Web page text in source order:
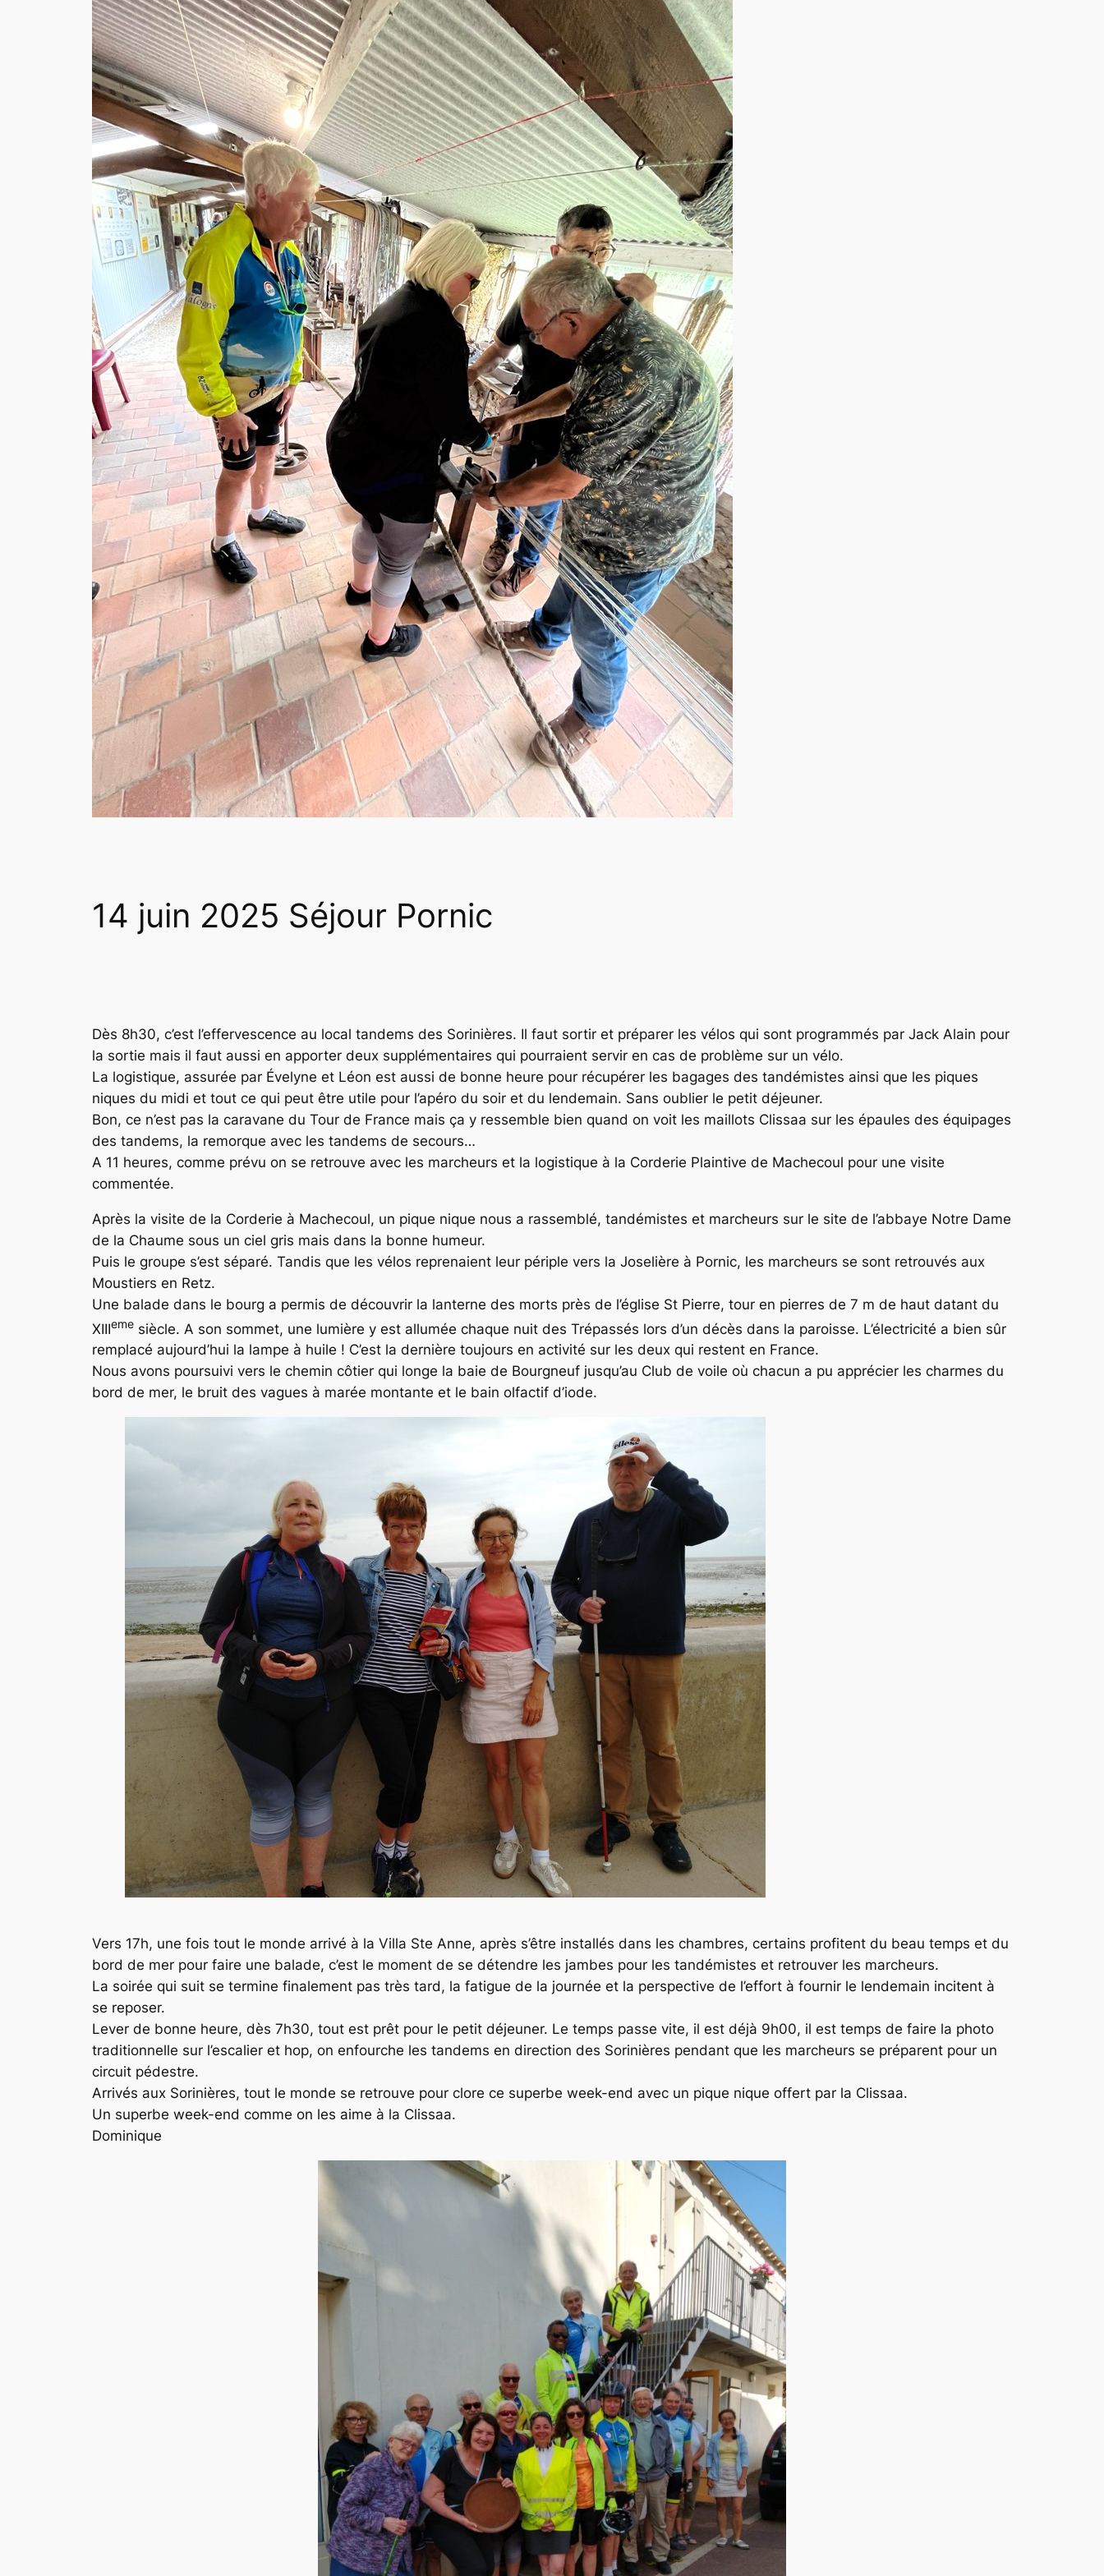
14 juin 2025 Séjour Pornic
Dès 8h30, c’est l’effervescence au local tandems des Sorinières. Il faut sortir et préparer les vélos qui sont programmés par Jack Alain pour
la sortie mais il faut aussi en apporter deux supplémentaires qui pourraient servir en cas de problème sur un vélo.
La logistique, assurée par Évelyne et Léon est aussi de bonne heure pour récupérer les bagages des tandémistes ainsi que les piques
niques du midi et tout ce qui peut être utile pour l’apéro du soir et du lendemain. Sans oublier le petit déjeuner.
Bon, ce n’est pas la caravane du Tour de France mais ça y ressemble bien quand on voit les maillots Clissaa sur les épaules des équipages
des tandems, la remorque avec les tandems de secours…
A 11 heures, comme prévu on se retrouve avec les marcheurs et la logistique à la Corderie Plaintive de Machecoul pour une visite
commentée.
Après la visite de la Corderie à Machecoul, un pique nique nous a rassemblé, tandémistes et marcheurs sur le site de l’abbaye Notre Dame
de la Chaume sous un ciel gris mais dans la bonne humeur.
Puis le groupe s’est séparé. Tandis que les vélos reprenaient leur périple vers la Joselière à Pornic, les marcheurs se sont retrouvés aux
Moustiers en Retz.
Une balade dans le bourg a permis de découvrir la lanterne des morts près de l’église St Pierre, tour en pierres de 7 m de haut datant du
XIIIeme siècle. A son sommet, une lumière y est allumée chaque nuit des Trépassés lors d’un décès dans la paroisse. L’électricité a bien sûr
remplacé aujourd’hui la lampe à huile ! C’est la dernière toujours en activité sur les deux qui restent en France.
Nous avons poursuivi vers le chemin côtier qui longe la baie de Bourgneuf jusqu’au Club de voile où chacun a pu apprécier les charmes du
bord de mer, le bruit des vagues à marée montante et le bain olfactif d’iode.
Vers 17h, une fois tout le monde arrivé à la Villa Ste Anne, après s’être installés dans les chambres, certains profitent du beau temps et du
bord de mer pour faire une balade, c’est le moment de se détendre les jambes pour les tandémistes et retrouver les marcheurs.
La soirée qui suit se termine finalement pas très tard, la fatigue de la journée et la perspective de l’effort à fournir le lendemain incitent à
se reposer.
Lever de bonne heure, dès 7h30, tout est prêt pour le petit déjeuner. Le temps passe vite, il est déjà 9h00, il est temps de faire la photo
traditionnelle sur l’escalier et hop, on enfourche les tandems en direction des Sorinières pendant que les marcheurs se préparent pour un
circuit pédestre.
Arrivés aux Sorinières, tout le monde se retrouve pour clore ce superbe week-end avec un pique nique offert par la Clissaa.
Un superbe week-end comme on les aime à la Clissaa.
Dominique